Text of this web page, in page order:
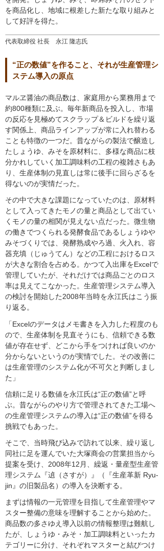
代表取締役 社長 永江 隆志氏
を商品化し、地域に根差した新たな取り組みと
して好評を得た。
“正の数値”を作ること、それが生産管理シ
ステム導入の原点
マルヱ醤油の商品数は、家庭用から業務用まで
約800種類に及ぶ。毎年新商品を投入し、市場
の反応を見極めてスクラップ＆ビルドを繰り返
す関係上、商品ラインアップが常に入れ替わる
ことも特徴の一つだ。昔ながらの製法で醸造し
たしょうゆ、みそを原材料に、多様な商品に枝
分かれしていく加工調味料の工程の複雑さもあ
り、生産体制の見直しは常に後手に回らざるを
得ないのが実情だった。
その中で大きな課題になっていたのは、原材料
として入ってきたモノの量と商品として出てい
くモノの量の相関が見えない点だった。微生物
の働きでつくられる発酵食品であるしょうゆや
みそづくりでは、発酵熟成やろ過、火入れ、容
器充填（じゅうてん）などの工程におけるロス
が大きな割合を占める。かつて入出庫をExcelで
管理していたが、それだけでは商品ごとのロス
率は見えてこなかった。生産管理システム導入
の検討を開始した2008年当時を永江氏はこう振
り返る。
「Excelのデータはメモ書きを入力した程度のも
ので、生産体制を見直そうにも、信頼できる数
値が存在せず、どこから手をつければ良いのか
分からないというのが実情でした。その改善に
は生産管理のシステム化が不可欠と判断しまし
た」
信頼に足りる数値を永江氏は“正の数値”と呼
ぶ。昔ながらのやり方で管理されてきた工場へ
の生産管理システムの導入は“正の数値”を得る
挑戦でもあった。
そこで、当時飛び込みで訪れて以来、繰り返し
同社に足を運んでいた大塚商会の営業担当から
提案を受け、2008年12月、繰返・量産型生産管
理システム『遉（さすが）』（『生産革新 Ryu-
jin』の旧製品名）の導入を決断する。
まずは情報の一元管理を目指して生産管理やマ
スター整備の意味を理解することから始めた。
商品数の多さゆえ導入以前の情報整理は難航し
たが、しょうゆ・みそ・加工調味料といったカ
テゴリーに分け、それぞれマスターと結びつけ